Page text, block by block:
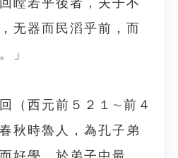
瞠若乎後者，夫子不
无器而民滔乎前，而
」
（西元前５２１∼前４
秋時魯人，為孔子弟